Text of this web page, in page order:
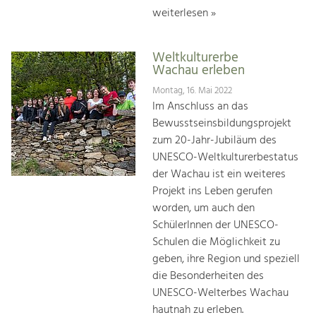
weiterlesen »
Weltkulturerbe
Wachau erleben
Montag, 16. Mai 2022
Im Anschluss an das
Bewusstseinsbildungsprojekt
zum 20-Jahr-Jubiläum des
UNESCO-Weltkulturerbestatus
der Wachau ist ein weiteres
Projekt ins Leben gerufen
worden, um auch den
SchülerInnen der UNESCO-
Schulen die Möglichkeit zu
geben, ihre Region und speziell
die Besonderheiten des
UNESCO-Welterbes Wachau
hautnah zu erleben.